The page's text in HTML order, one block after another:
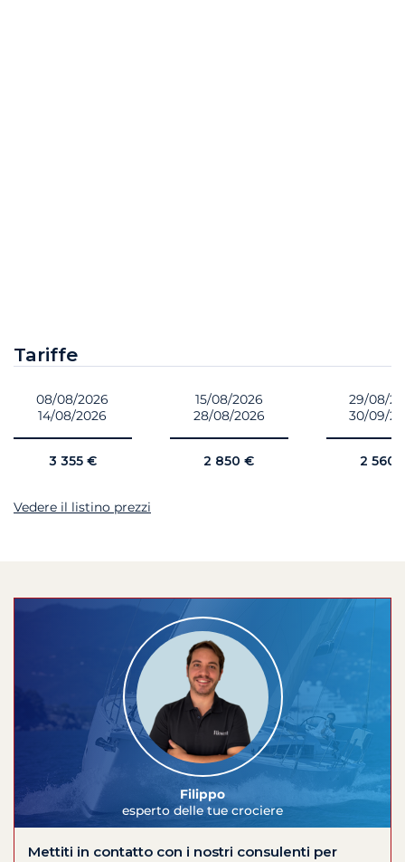
Tariffe
08/08/2026
14/08/2026
3 355 €
15/08/2026
28/08/2026
2 850 €
29/08/
30/09/
2 560
Vedere il listino prezzi
Filippo
esperto delle tue crociere
Mettiti in contatto con i nostri consulenti per